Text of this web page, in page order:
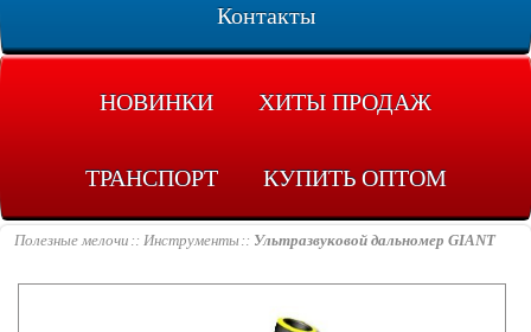
Контакты
НОВИНКИ ХИТЫ ПРОДАЖ
ТРАНСПОРТ КУПИТЬ ОПТОМ
Полезные мелочи Инструменты Ультразвуковой дальномер GIANT